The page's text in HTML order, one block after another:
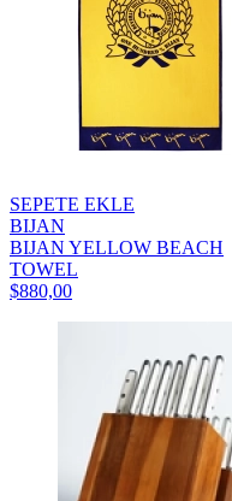
SEPETE EKLE
BIJAN
BIJAN YELLOW BEACH
TOWEL
$880,00